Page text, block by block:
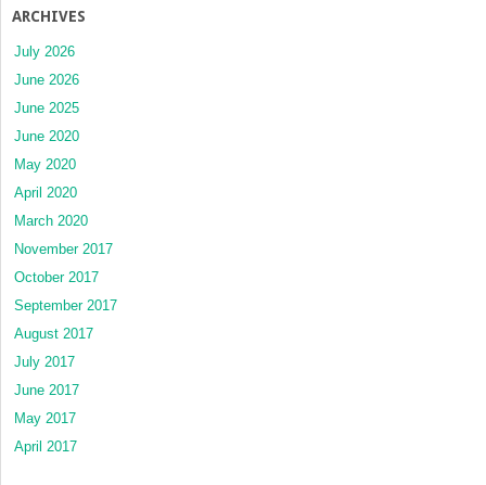
ARCHIVES
July 2026
June 2026
June 2025
June 2020
May 2020
April 2020
March 2020
November 2017
October 2017
September 2017
August 2017
July 2017
June 2017
May 2017
April 2017